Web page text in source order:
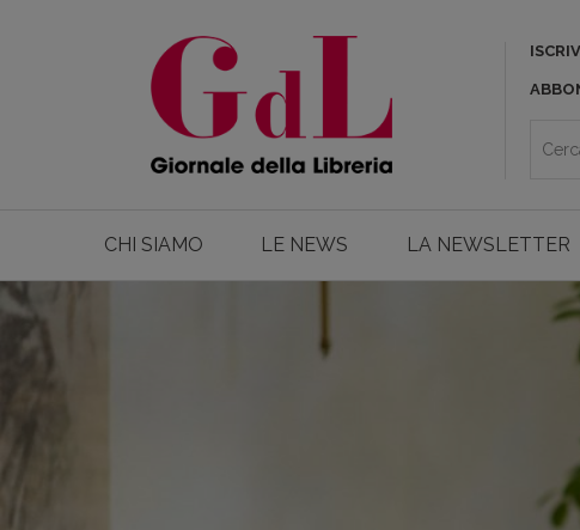
CHI SIAMO LE NEWS LA NEWSLETTER